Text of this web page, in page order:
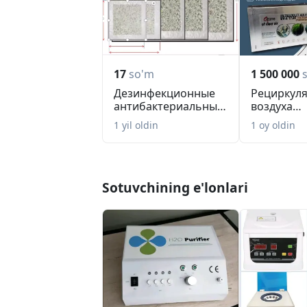
17 so'm
Дезинфекционные
антибактериальные
коврики, маты
1 yil oldin
1 500 000
воздуха
1 oy oldin
Sotuvchining e'lonlari